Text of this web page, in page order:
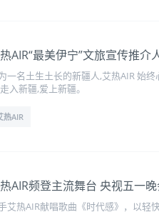
AIR“最美伊宁”文旅宣传推介
一名土生土长的新疆人,艾热AIR 始
入新疆,爱上新疆。
热AIR
AIR频登主流舞台 央视五一晚
艾热AIR献唱歌曲《时代感》，以轻